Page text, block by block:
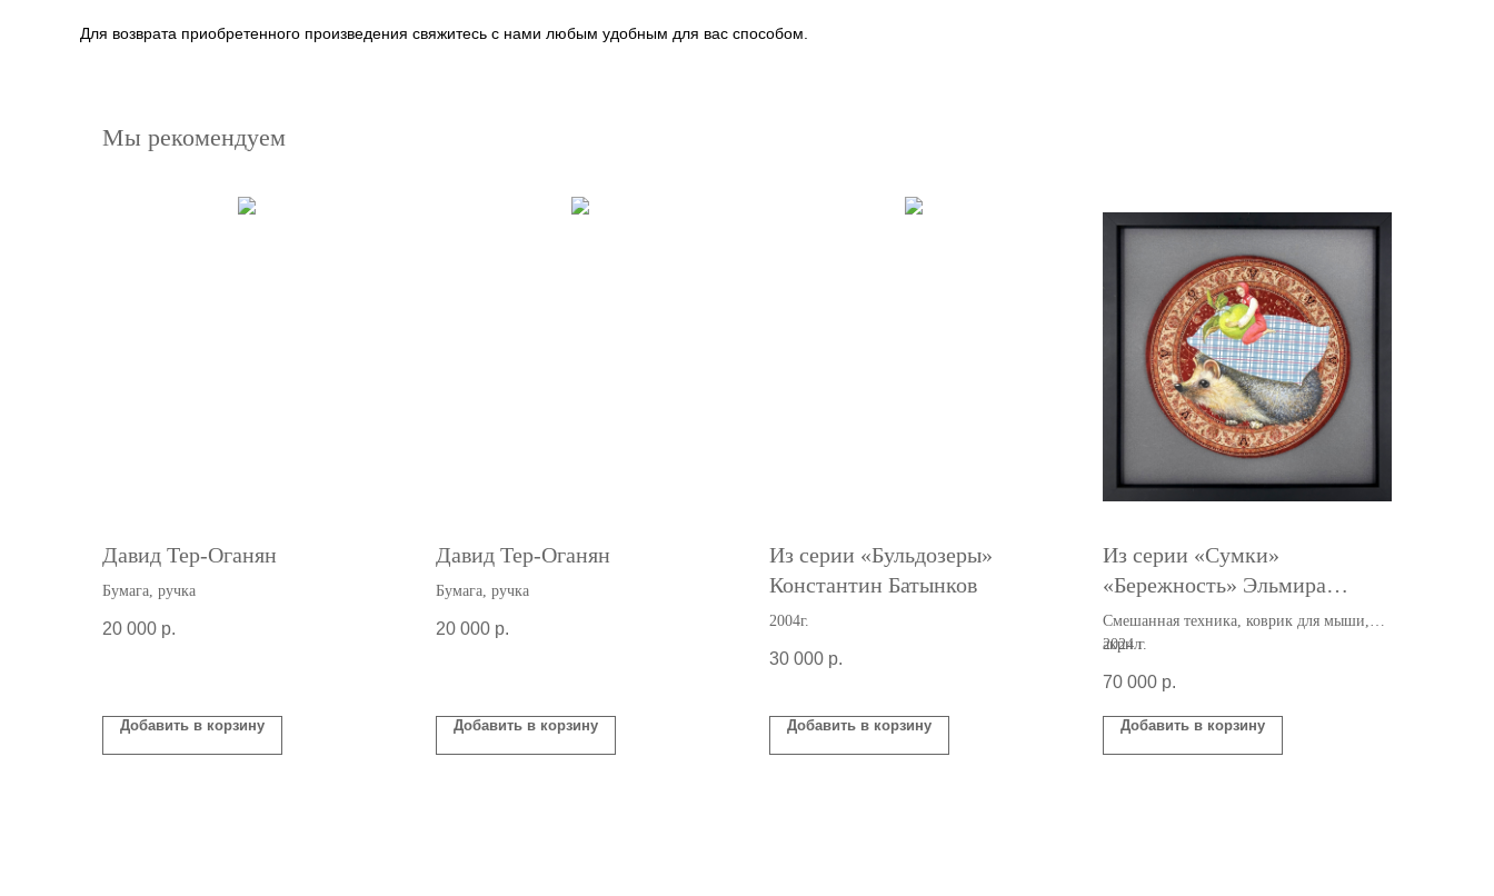
Для возврата приобретенного произведения свяжитесь с нами любым удобным для вас способом.
Мы рекомендуем
Давид Тер-Оганян
Бумага, ручка
20 000 р.
Добавить в корзину
Давид Тер-Оганян
Бумага, ручка
20 000 р.
Добавить в корзину
Из серии «Бульдозеры»
Константин Батынков
2004г.
30 000 р.
Добавить в корзину
Из серии «Cумки»
«Бережность» Эльмира
Сафина
Смешанная техника, коврик для мыши,
акрил
2024 г.
70 000 р.
Добавить в корзину